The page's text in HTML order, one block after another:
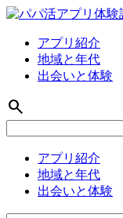
アプリ紹介
地域と年代
出会いと体験
search
アプリ紹介
地域と年代
出会いと体験